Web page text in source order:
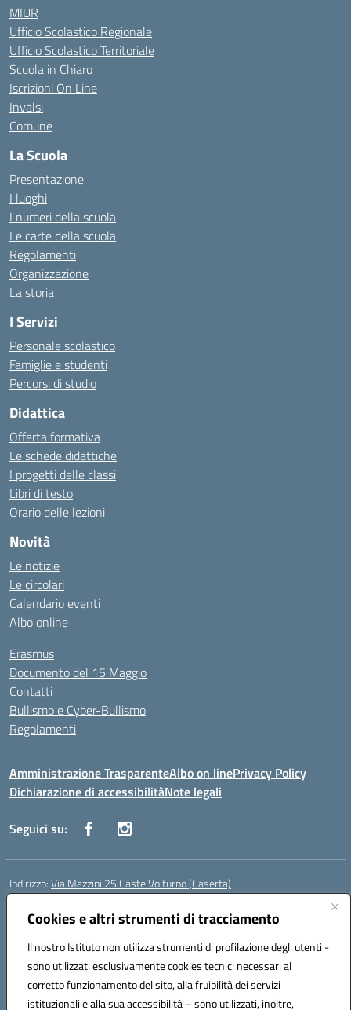
Cookies e altri strumenti di tracciamento
Il nostro Istituto non utilizza strumenti di profilazione degli utenti -
sono utilizzati esclusivamente cookies tecnici necessari al
corretto funzionamento del sito, alla fruibilità dei servizi
istituzionali e alla sua accessibilità – sono utilizzati, inoltre,
MIUR
Ufficio Scolastico Regionale
Ufficio Scolastico Territoriale
Scuola in Chiaro
Iscrizioni On Line
Invalsi
Comune
La Scuola
Presentazione
I luoghi
I numeri della scuola
Le carte della scuola
Regolamenti
Organizzazione
La storia
I Servizi
Personale scolastico
Famiglie e studenti
Percorsi di studio
Didattica
Offerta formativa
Le schede didattiche
I progetti delle classi
Libri di testo
Orario delle lezioni
Novità
Le notizie
Le circolari
Calendario eventi
Albo online
Erasmus
Documento del 15 Maggio
Contatti
Bullismo e Cyber-Bullismo
Regolamenti
Amministrazione TrasparenteAlbo on linePrivacy Policy
Dichiarazione di accessibilitàNote legali
Seguici su:
Indirizzo:Via Mazzini 25 CastelVolturno (Caserta)
Centralino:
Posta elettronica certificata (PEC):ceis014005@pec.istruzione.it
Codice fiscale: 93063510619
Codice meccanografico:CEIS014005
Codice Indice delle Pubbliche Amministrazioni (IPA): istsc_ceis014005
Codice unico di fatturazione (CUF): UOU8EW